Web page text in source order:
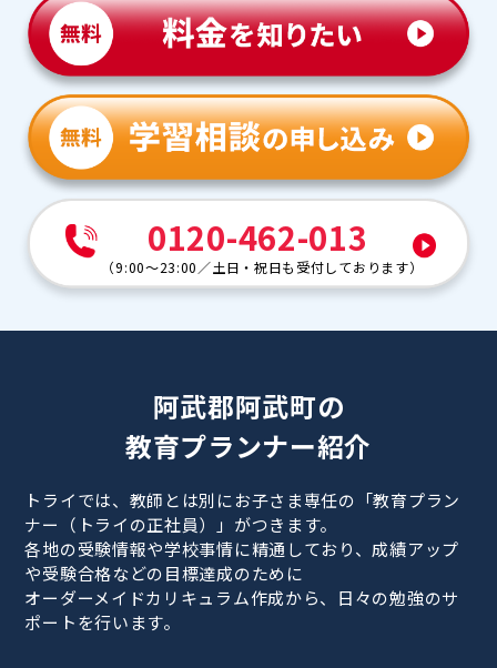
0120-462-013
（9:00～23:00 ／土日・祝日も受付しております）
阿武郡阿武町の
教育プランナー紹介
トライでは、教師とは別にお子さま専任の「教育プラン
ナー（トライの正社員）」がつきます。
各地の受験情報や学校事情に精通しており、成績アップ
や受験合格などの目標達成のために
オーダーメイドカリキュラム作成から、日々の勉強のサ
ポートを行います。